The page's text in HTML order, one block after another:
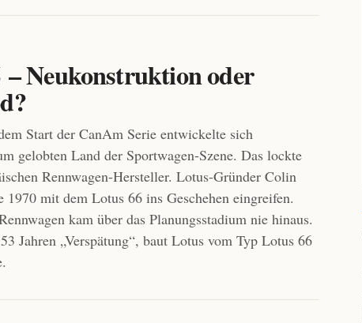
Neukonstruktion oder
Start der CanAm Serie entwickelte sich
gelobten Land der Sportwagen-Szene. Das lockte
Rennwagen-Hersteller. Lotus-Gründer Colin
1970 mit dem Lotus 66 ins Geschehen eingreifen.
kam über das Planungsstadium nie hinaus.
Jahren „Verspätung“, baut Lotus vom Typ Lotus 66